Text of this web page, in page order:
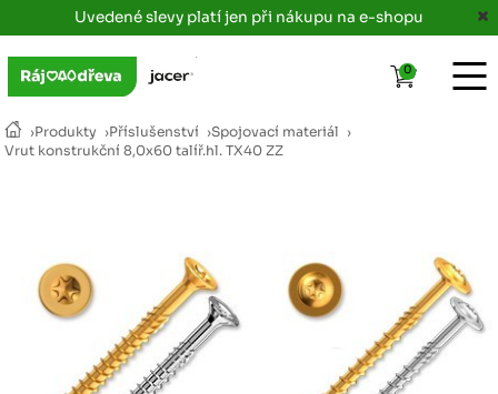
Uvedené slevy platí jen při nákupu na e-shopu
›Produkty ›Příslušenství ›Spojovací materiál ›
Vrut konstrukční 8,0x60 talíř.hl. TX40 ZZ
0